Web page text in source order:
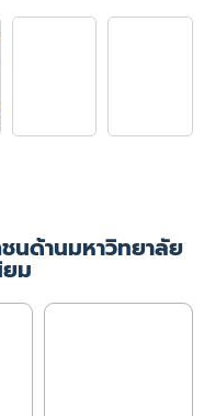
รสภาการ
ให้การ
าสตร์
2567)
นด้านมหาวิทยาลัย
ม